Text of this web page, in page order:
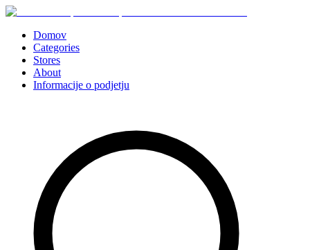
Domov
Categories
Stores
About
Informacije o podjetju